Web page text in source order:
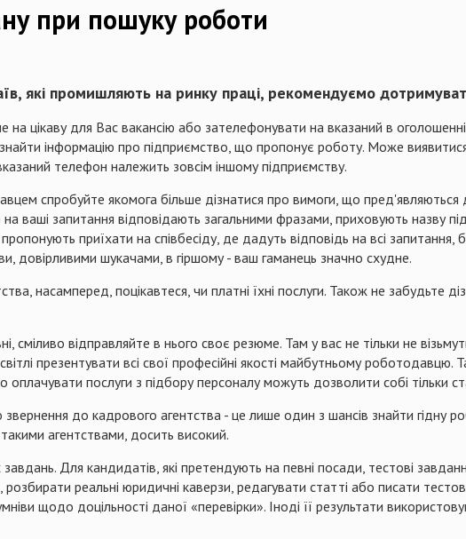
при пошуку роботи
які промишляють на ринку праці, рекомендуємо
на цікаву для Вас вакансію або зателефонувати на вказаний в
інформацію про підприємство, що пропонує роботу. Може
телефон належить зовсім іншому підприємству.
спробуйте якомога більше дізнатися про вимоги, що
ваші запитання відповідають загальними фразами, приховують назву
пропонують приїхати на співбесіду, де дадуть відповідь на всі
довірливими шукачами, в гіршому - ваш гаманець значно схудне.
насамперед, поцікавтеся, чи платні їхні послуги. Також не забудьте
сміливо відправляйте в нього своє резюме. Там у вас не тільки не
презентувати всі свої професійні якості майбутньому роботодавцю.
послуги з підбору персоналу можуть дозволити собі тільки
до кадрового агентства - це лише один з шансів знайти гідну
агентствами, досить високий.
Для кандидатів, які претендують на певні посади, тестові
реальні юридичні каверзи, редагувати статті або писати тестові
щодо доцільності даної «перевірки». Іноді її результати